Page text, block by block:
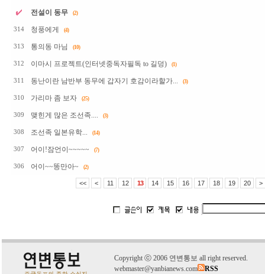
전설이 동무 (2)
314 청풍에게 (4)
313 통의동 마님 (10)
312 이마시 프로젝트(인터넷중독자필독 to 길덩) (1)
311 동난이란 남반부 동무에 갑자기 호감이라할가... (3)
310 가리마 좀 보자 (25)
309 맺힌게 많은 조선족.... (3)
308 조선족 일본유학... (14)
307 어이!잠언이~~~~~ (7)
306 어이~~똥만아~ (2)
<< < 11 12 13 14 15 16 17 18 19 20 >
Copyright ⓒ 2006 연변통보 all right reserved.
webmaster@yanbianews.com
RSS